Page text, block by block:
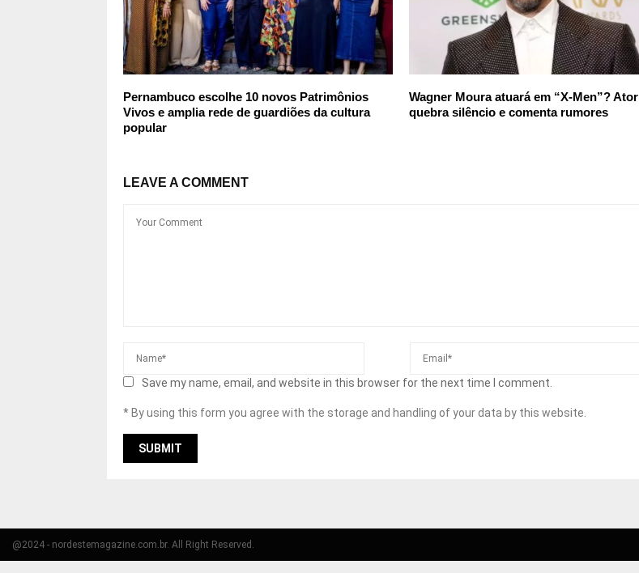
Pernambuco escolhe 10 novos Patrimônios
Vivos e amplia rede de guardiões da cultura
popular
Wagner Moura atuará em “X-Men”? Ator
quebra silêncio e comenta rumores
LEAVE A COMMENT
Save my name, email, and website in this browser for the next time I comment.
* By using this form you agree with the storage and handling of your data by this website.
@2024 - nordestemagazine.com.br. All Right Reserved.